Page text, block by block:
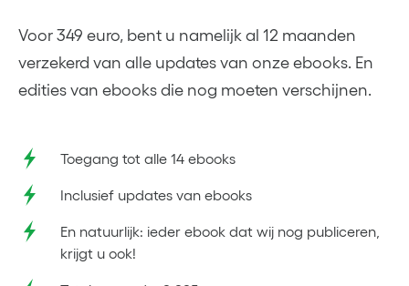
Voor 349 euro, bent u namelijk al 12 maanden
verzekerd van alle updates van onze ebooks. En
edities van ebooks die nog moeten verschijnen.
Toegang tot alle 14 ebooks
Inclusief updates van ebooks
En natuurlijk: ieder ebook dat wij nog publiceren,
krijgt u ook!